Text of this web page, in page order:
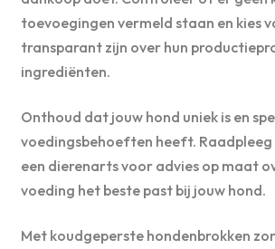
toevoegingen vermeld staan en kies
transparant zijn over hun
ingrediënten.
Onthoud dat jouw hond uniek is en
voedingsbehoeften heeft.
een dierenarts voor advies op maat
voeding het beste past bij jouw hond.
Met koudgeperste hondenbrokken